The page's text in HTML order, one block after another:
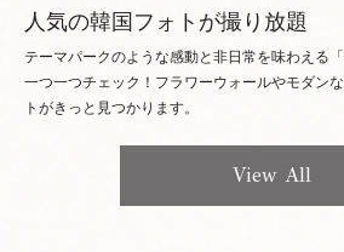
人気の韓国フォトが撮り放題
テーマパークのような感動と非日常を味わえる
一つ一つチェック！ フラワーウォールやモダン
トがきっと見つかります。
View All